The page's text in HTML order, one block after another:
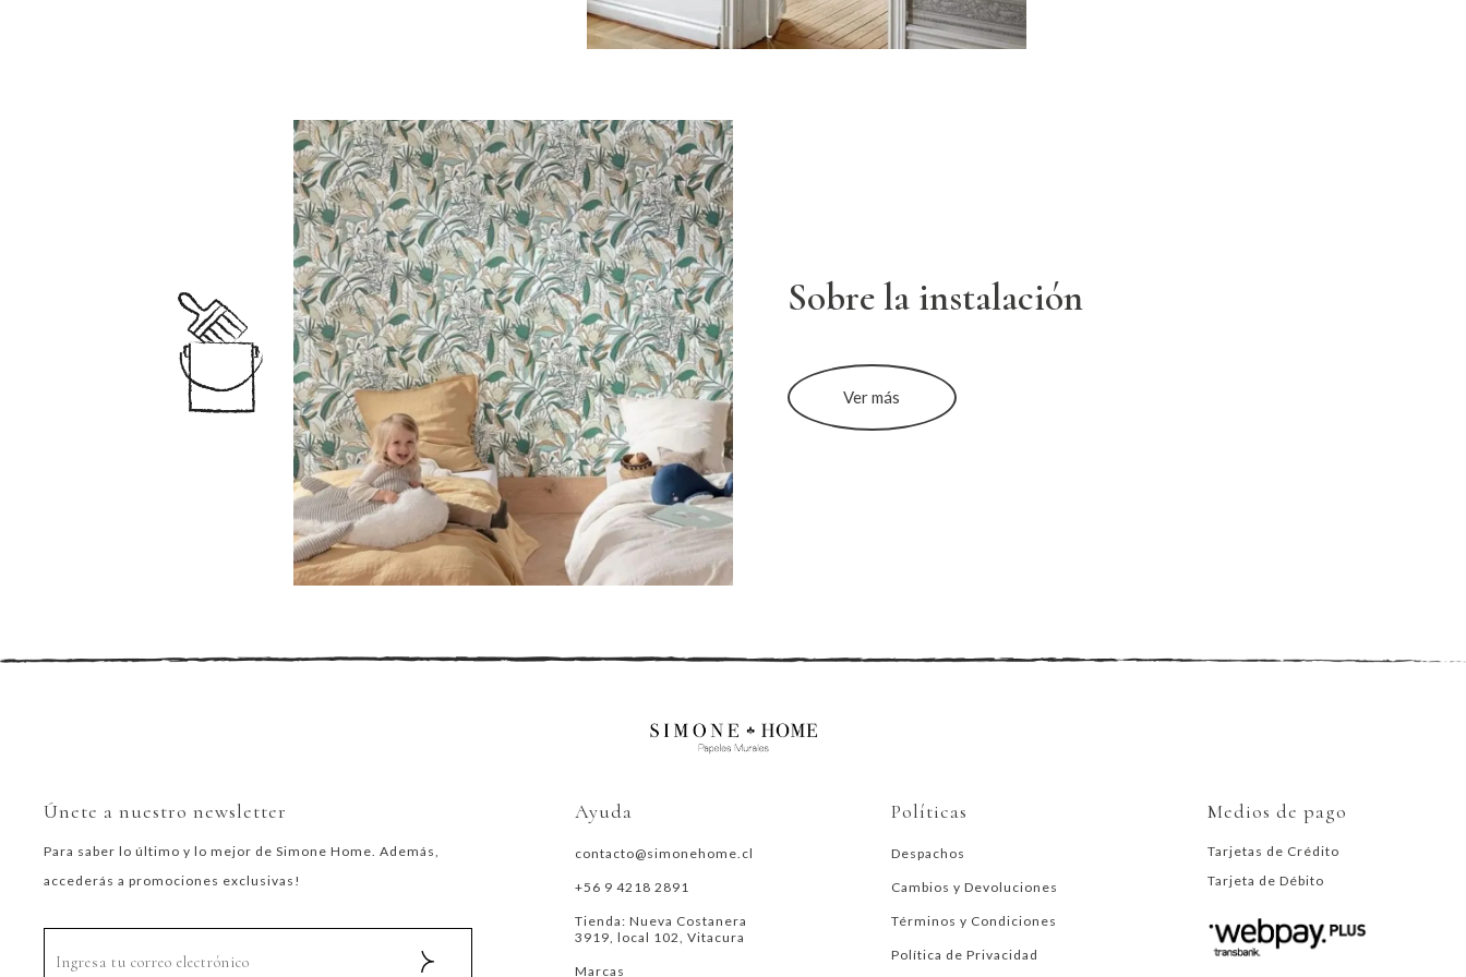
Sobre la instalación
Ver más
Únete a nuestro newsletter
Para saber lo último y lo mejor de Simone Home. Además,
accederás a promociones exclusivas!
Ayuda
contacto@simonehome.cl
+56 9 4218 2891
Tienda: Nueva Costanera
3919, local 102, Vitacura
Marcas
Políticas
Despachos
Cambios y Devoluciones
Términos y Condiciones
Política de Privacidad
Medios de pago
Tarjetas de Crédito
Tarjeta de Débito